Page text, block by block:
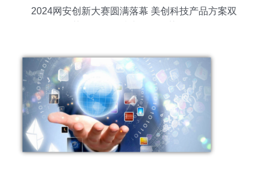
2024网安创新大赛圆满落幕 美创科技产品方案双